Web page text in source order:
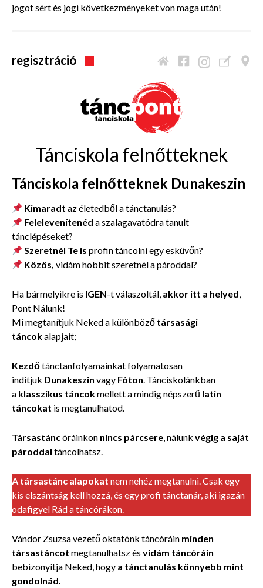
jogot sért és jogi következményeket von maga után!
regisztráció
Tánciskola felnőtteknek
Tánciskola felnőtteknek Dunakeszin
Kimaradtaz életedből a tánctanulás?
Felelevenítenéd a szalagavatódra tanult
tánclépéseket?
Szeretnél Te is profin táncolni egy esküvőn?
Közös,vidám hobbit szeretnél a pároddal?
Ha bármelyikre is IGEN-t válaszoltál, akkor itt a helyed,
Pont Nálunk!
Mi megtanítjuk Neked a különböző társasági
táncokalapjait;
Kezdőtánctanfolyamainkat folyamatosan
indítjuk Dunakeszin vagy Fóton. Tánciskolánkban
a klasszikus táncokmellett a mindig népszerű latin
táncokat is megtanulhatod.
Társastáncóráinkon nincs párcsere, nálunk végig a saját
pároddal táncolhatsz.
A társastánc alapokat nem nehéz megtanulni. Csak egy
kis elszántság kell hozzá, és egy profi tánctanár, aki igazán
odafigyel Rád a táncórákon.
Vándor Zsuzsavezető oktatónk táncóráin minden
társastáncot megtanulhatsz és vidám táncóráin
bebizonyítja Neked, hogy a tánctanulás könnyebb mint
gondolnád.